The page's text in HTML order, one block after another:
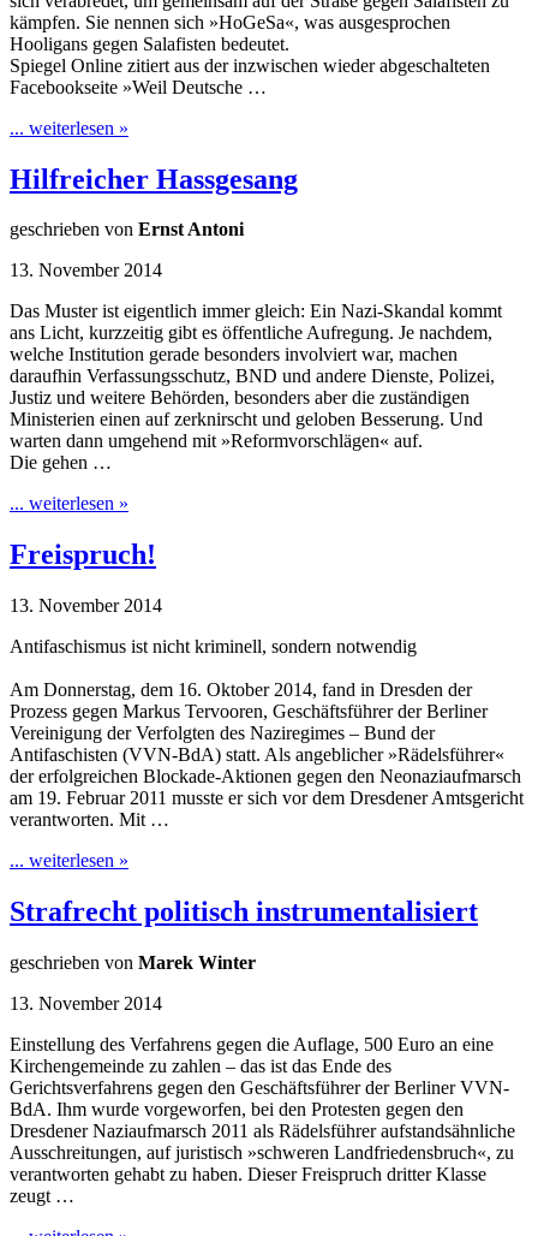
kämpfen. Sie nennen sich »HoGeSa«, was ausgesprochen
Hooligans gegen Salafisten bedeutet.
Spiegel Online zitiert aus der inzwischen wieder abgeschalteten
Facebookseite »Weil Deutsche …
... weiterlesen »
Hilfreicher Hassgesang
geschrieben von Ernst Antoni
13. November 2014
Das Muster ist eigentlich immer gleich: Ein Nazi-Skandal kommt
ans Licht, kurzzeitig gibt es öffentliche Aufregung. Je nachdem,
welche Institution gerade besonders involviert war, machen
daraufhin Verfassungsschutz, BND und andere Dienste, Polizei,
Justiz und weitere Behörden, besonders aber die zuständigen
Ministerien einen auf zerknirscht und geloben Besserung. Und
warten dann umgehend mit »Reformvorschlägen« auf.
Die gehen …
... weiterlesen »
Freispruch!
13. November 2014
Antifaschismus ist nicht kriminell, sondern notwendig
Am Donnerstag, dem 16. Oktober 2014, fand in Dresden der
Prozess gegen Markus Tervooren, Geschäftsführer der Berliner
Vereinigung der Verfolgten des Naziregimes – Bund der
Antifaschisten (VVN-BdA) statt. Als angeblicher »Rädelsführer«
der erfolgreichen Blockade-Aktionen gegen den Neonaziaufmarsch
am 19. Februar 2011 musste er sich vor dem Dresdener Amtsgericht
verantworten. Mit …
... weiterlesen »
Strafrecht politisch instrumentalisiert
geschrieben von Marek Winter
13. November 2014
Einstellung des Verfahrens gegen die Auflage, 500 Euro an eine
Kirchengemeinde zu zahlen – das ist das Ende des
Gerichtsverfahrens gegen den Geschäftsführer der Berliner VVN-
BdA. Ihm wurde vorgeworfen, bei den Protesten gegen den
Dresdener Naziaufmarsch 2011 als Rädelsführer aufstandsähnliche
Ausschreitungen, auf juristisch »schweren Landfriedensbruch«, zu
verantworten gehabt zu haben. Dieser Freispruch dritter Klasse
zeugt …